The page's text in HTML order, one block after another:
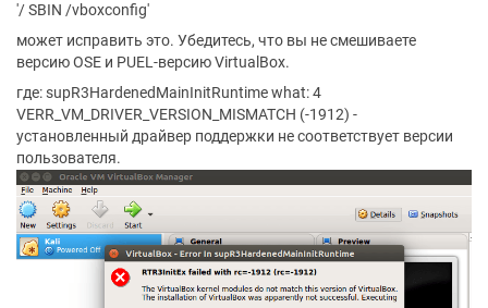
'/ SBIN /vboxconfig'
может исправить это. Убедитесь, что вы не смешиваете
версию OSE и PUEL-версию VirtualBox.
где: supR3HardenedMainInitRuntime what: 4
VERR_VM_DRIVER_VERSION_MISMATCH (-1912) -
установленный драйвер поддержки не соответствует версии
пользователя.